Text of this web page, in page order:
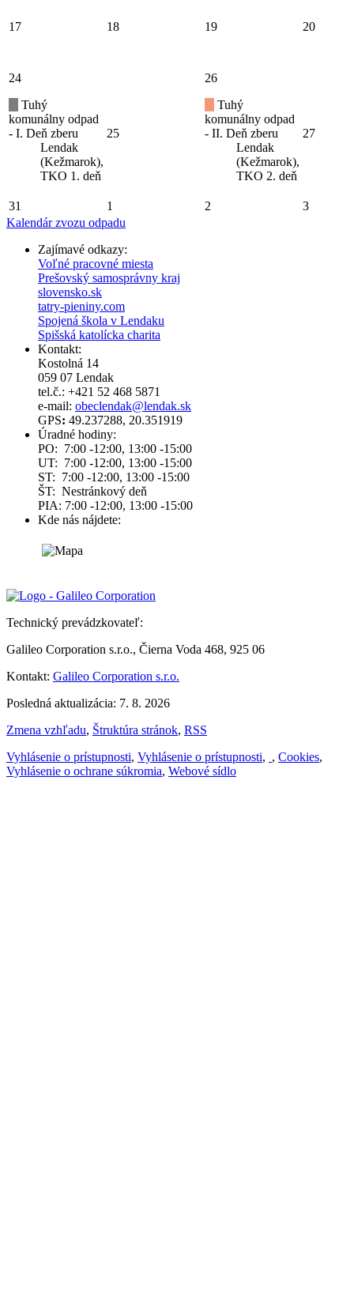
17 18 19 20
24
Tuhý
komunálny odpad
- I. Deň zberu
Lendak
(Kežmarok),
TKO 1. deň
25
26
Tuhý
komunálny odpad
- II. Deň zberu
Lendak
(Kežmarok),
TKO 2. deň
27
31 1 2
3
Kalendár zvozu odpadu
Zajímavé odkazy:
Voľné pracovné miesta
Prešovský samosprávny kraj
slovensko.sk
tatry-pieniny.com
Spojená škola v Lendaku
Spišská katolícka charita
Kontakt:
Kostolná 14
059 07 Lendak
tel.č.: +421 52 468 5871
e-mail: obeclendak@lendak.sk
GPS: 49.237288, 20.351919
Úradné hodiny:
PO: 7:00 -12:00, 13:00 -15:00
UT: 7:00 -12:00, 13:00 -15:00
ST: 7:00 -12:00, 13:00 -15:00
ŠT: Nestránkový deň
PIA: 7:00 -12:00, 13:00 -15:00
Kde nás nájdete:
Technický prevádzkovateľ:
Galileo Corporation s.r.o., Čierna Voda 468, 925 06
Kontakt: Galileo Corporation s.r.o.
Posledná aktualizácia: 7. 8. 2026
Zmena vzhľadu, Štruktúra stránok, RSS
Vyhlásenie o prístupnosti, Vyhlásenie o prístupnosti, , Cookies,
Vyhlásenie o ochrane súkromia, Webové sídlo